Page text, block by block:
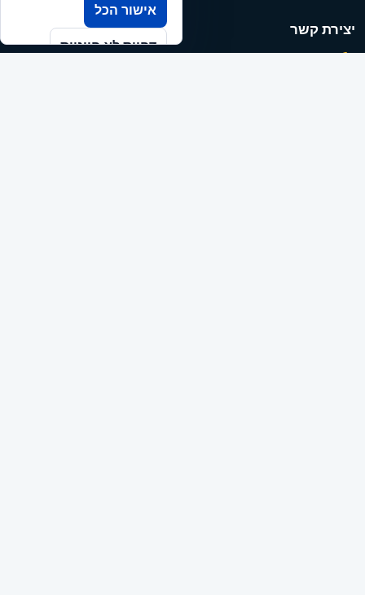
יצירת קשר
+972-9-957-7888
אישור הכל
דחיית לא חיוניות